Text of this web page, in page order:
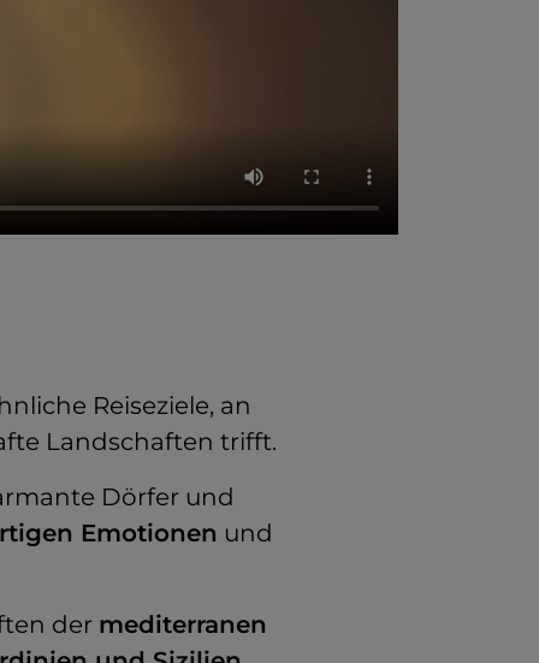
Reiseziele, an
Landschaften trifft.
Dörfer und
Emotionen und
der mediterranen